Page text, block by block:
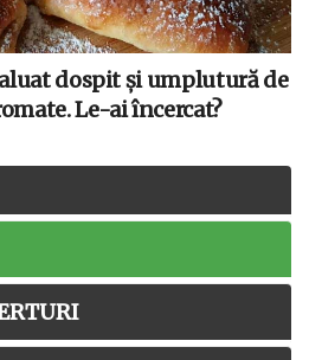
aluat dospit și umplutură de
Le-ai încercat?